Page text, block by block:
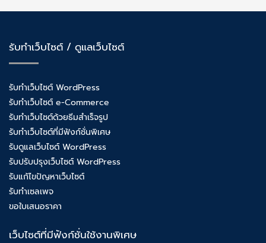
รับทำเว็บไซต์ / ดูแลเว็บไซต์
รับทำเว็บไซต์ WordPress
รับทำเว็บไซต์ e-Commerce
รับทำเว็บไซต์ด้วยธีมสำเร็จรูป
รับทำเว็บไซต์ที่มีฟังก์ชั่นพิเศษ
รับดูแลเว็บไซต์ WordPress
รับปรับปรุงเว็บไซต์ WordPress
รับแก้ไขปัญหาเว็บไซต์
รับทำเซลเพจ
ขอใบเสนอราคา
เว็บไซต์ที่มีฟังก์ชั่นใช้งานพิเศษ